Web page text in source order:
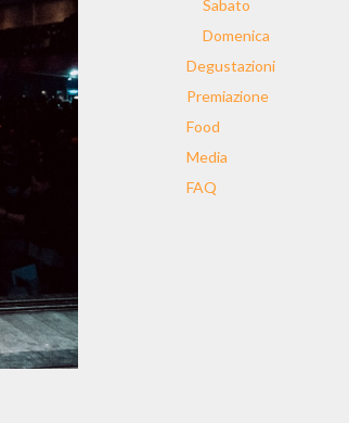
Sabato
Domenica
Degustazioni
Premiazione
Food
Media
FAQ